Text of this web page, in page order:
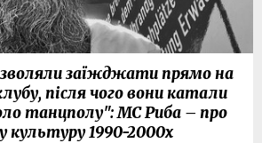
заїжджати прямо на
після чого вони катали
танцполу": МС Риба – про
культуру 1990-2000х